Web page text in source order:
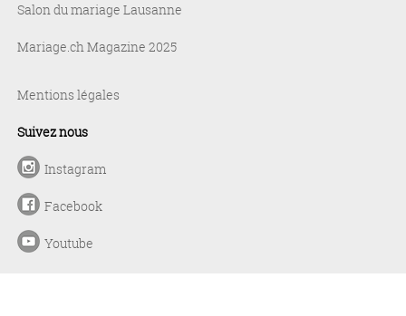
Salon du mariage Lausanne
Mariage.ch Magazine 2025
Mentions légales
Suivez nous
Instagram
Facebook
Youtube